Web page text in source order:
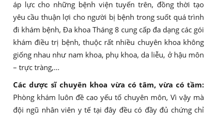
áp lực cho những bệnh viện tuyến trên, đồng thời tạo
yêu cầu thuận lợi cho người bị bệnh trong suốt quá trình
đi khám bệnh, Đa khoa Tháng 8 cung cấp đa dạng các gói
khám điều trị bệnh, thuộc rất nhiều chuyên khoa không
giống nhau như nam khoa, phụ khoa, da liễu, ở hậu môn
– trực tràng,…
Các dược sĩ chuyên khoa vừa có tâm, vừa có tầm:
Phòng khám luôn đề cao yếu tố chuyên môn, Vì vậy mà
đội ngũ nhân viên y tế tại đây đều có đầy đủ chứng chỉ